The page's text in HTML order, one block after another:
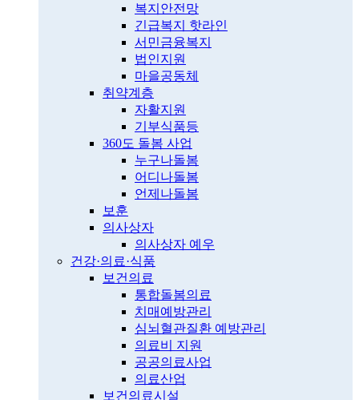
복지안전망
긴급복지 핫라인
서민금융복지
법인지원
마을공동체
취약계층
자활지원
기부식품등
360도 돌봄 사업
누구나돌봄
어디나돌봄
언제나돌봄
보훈
의사상자
의사상자 예우
건강·의료·식품
보건의료
통합돌봄의료
치매예방관리
심뇌혈관질환 예방관리
의료비 지원
공공의료사업
의료산업
보건의료시설